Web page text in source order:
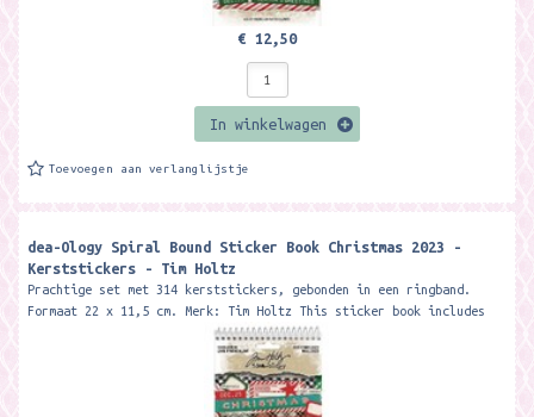
€ 12,50
In winkelwagen
Toevoegen aan verlanglijstje
dea-Ology Spiral Bound Sticker Book Christmas 2023 -
Kerststickers - Tim Holtz
Prachtige set met 314 kerststickers, gebonden in een ringband.
Formaat 22 x 11,5 cm. Merk: Tim Holtz This sticker book includes